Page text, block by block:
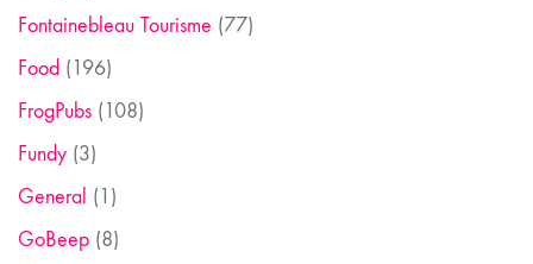
Fontainebleau Tourisme (77)
Food (196)
FrogPubs (108)
Fundy (3)
General (1)
GoBeep (8)